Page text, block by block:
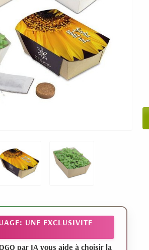
UNE EXCLUSIVITE
par IA vous aide à choisir la